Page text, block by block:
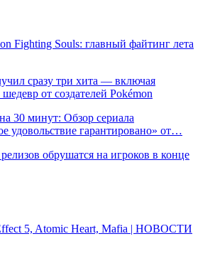
Fighting Souls: главный файтинг лета
сразу три хита — включая
от создателей Pokémon
30 минут: Обзор сериала
удовольствие гарантировано» от…
обрушатся на игроков в конце
5, Atomic Heart, Mafia | НОВОСТИ